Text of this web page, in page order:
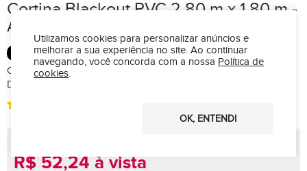
Cortina Blackout PVC 2,80 m x 1,80 m -
Azul Marinho
BLACKOUT
CORTINA BLACKOUT CORTA LUZ 2,80 DE LARGURA X 1,80 M
DE ALTURACOMPOSIÇÃO :100% Policloreto de Vinila (PVC)
R$ 52,24 à vista
Utilizamos cookies para personalizar anúncios e
melhorar a sua experiência no site. Ao continuar
navegando, você concorda com a nossa Política de
cookies.
OK, ENTENDI